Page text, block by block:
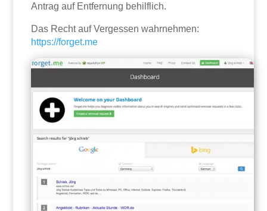
Antrag auf Entfernung behilflich.
Das Recht auf Vergessen wahrnehmen:
https://forget.me